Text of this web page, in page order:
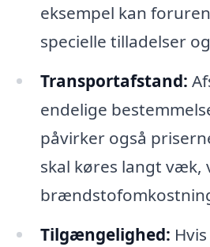
eksempel kan
specielle tilladelser
Transportafstand:
endelige
påvirker også
skal køres langt væk,
Tilgængelighed: